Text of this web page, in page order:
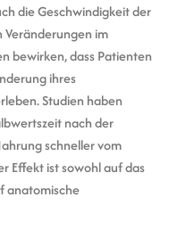
die Geschwindigkeit der
im
bewirken, dass Patienten
ihres
Studien haben
nach der
schneller vom
Effekt ist sowohl auf das
anatomische